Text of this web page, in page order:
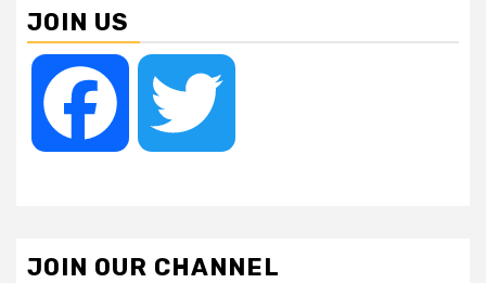
JOIN US
Facebook
JOIN OUR CHANNEL